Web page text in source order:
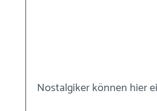
Nostalgiker können hier